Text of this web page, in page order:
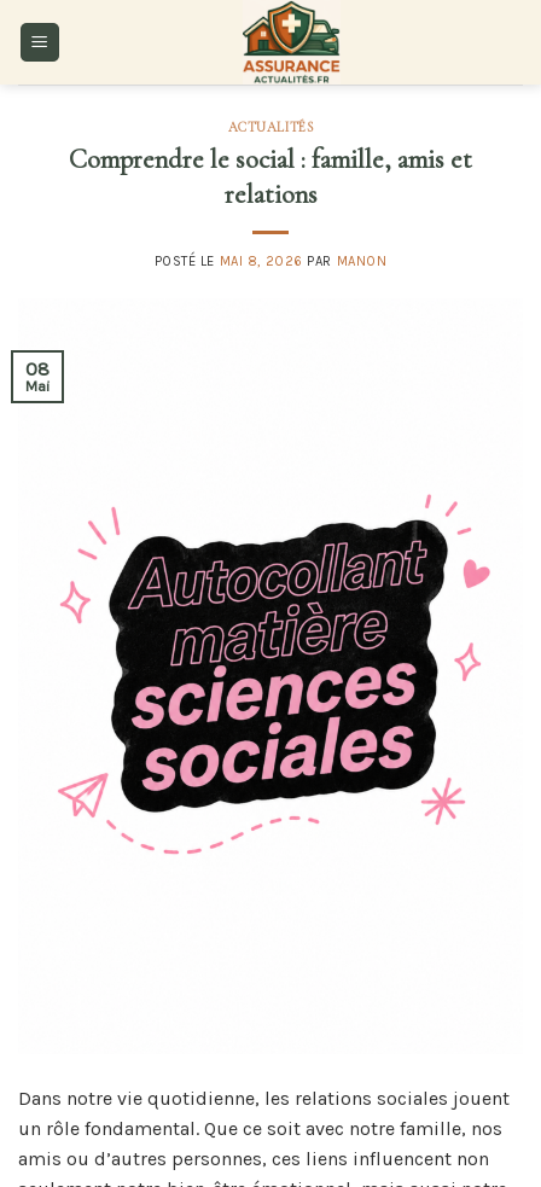
ACTUALITÉS
Comprendre le social : famille, amis et
relations
POSTÉ LE MAI 8, 2026 PAR MANON
08
Mai
Dans notre vie quotidienne, les relations sociales jouent
un rôle fondamental. Que ce soit avec notre famille, nos
amis ou d’autres personnes, ces liens influencent non